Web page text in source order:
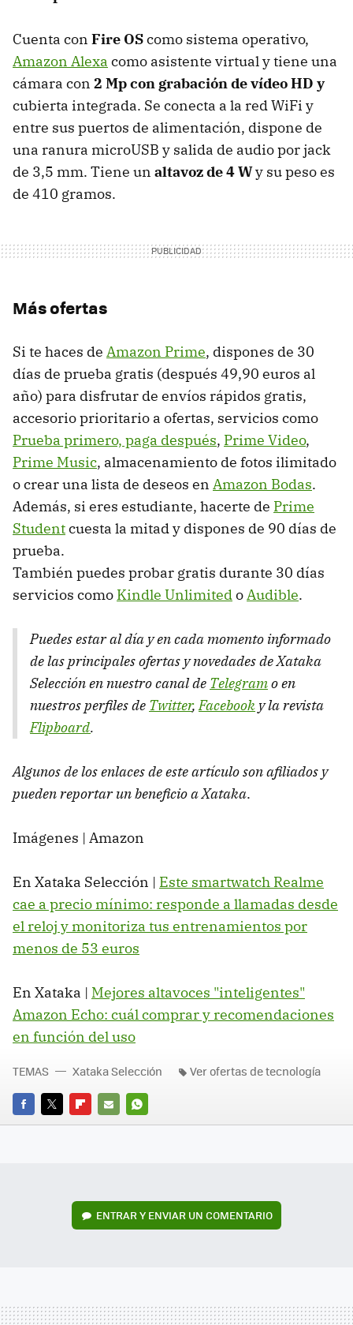
Cuenta con Fire OScomo sistema operativo,
Amazon Alexa como asistente virtual y tiene una
cámara con 2 Mp con grabación de vídeo HD y
cubierta integrada. Se conecta a la red WiFi y
entre sus puertos de alimentación, dispone de
una ranura microUSB y salida de audio por jack
de 3,5 mm. Tiene un altavoz de 4 Wy su peso es
de 410 gramos.
Más ofertas
Si te haces de Amazon Prime, dispones de 30
días de prueba gratis (después 49,90 euros al
año) para disfrutar de envíos rápidos gratis,
accesorio prioritario a ofertas, servicios como
Prueba primero, paga después, Prime Video,
Prime Music, almacenamiento de fotos ilimitado
o crear una lista de deseos en Amazon Bodas.
Además, si eres estudiante, hacerte de Prime
Studentcuesta la mitad y dispones de 90 días de
prueba.
También puedes probar gratis durante 30 días
servicios como Kindle UnlimitedoAudible.
Puedes estar al día y en cada momento informado
de las principales ofertas y novedades de Xataka
Selección en nuestro canal de Telegramo en
nuestros perfiles de Twitter,Facebook y la revista
Flipboard.
Algunos de los enlaces de este artículo son afiliados y
pueden reportar un beneficio a Xataka.
Imágenes | Amazon
En Xataka Selección | Este smartwatch Realme
cae a precio mínimo: responde a llamadas desde
el reloj y monitoriza tus entrenamientos por
menos de 53 euros
En Xataka | Mejores altavoces "inteligentes"
Amazon Echo: cuál comprar y recomendaciones
en función del uso
FACEBOOK
TWITTERFLIPBOARD
E-
WHATSAPP
TEMAS Xataka Selección Ver ofertas de tecnología
ENTRAR Y ENVIAR UN COMENTARIO